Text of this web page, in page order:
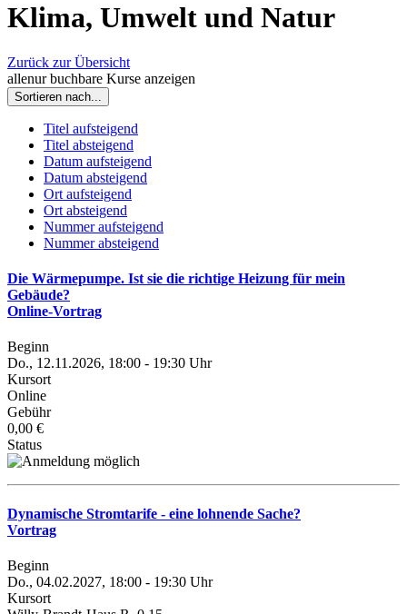
Klima, Umwelt und Natur
Zurück zur Übersicht
allenur buchbare Kurse anzeigen
Sortieren nach...
Titel aufsteigend
Titel absteigend
Datum aufsteigend
Datum absteigend
Ort aufsteigend
Ort absteigend
Nummer aufsteigend
Nummer absteigend
Die Wärmepumpe. Ist sie die richtige Heizung für mein
Gebäude?
Online-Vortrag
Beginn
Do., 12.11.2026, 18:00 - 19:30 Uhr
Kursort
Online
Gebühr
0,00 €
Status
Dynamische Stromtarife - eine lohnende Sache?
Vortrag
Beginn
Do., 04.02.2027, 18:00 - 19:30 Uhr
Kursort